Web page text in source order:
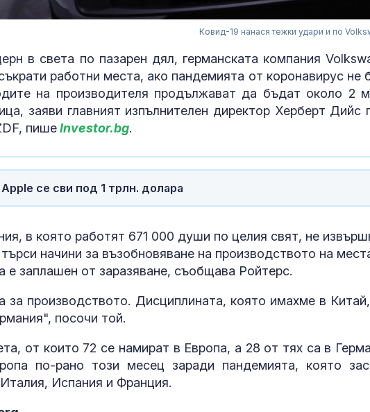
Ковид-19 нанася тежки удари и по
в света по пазарен дял, германската компания
работни места, ако пандемията от коронавирус не
на производителя продължават да бъдат около 2
заяви главният изпълнителен директор Херберт Дийс
пишеInvestor.bg.
се сви под 1 трлн. долара
в която работят 671 000 души по целия свят, не
начини за възобновяване на производството на
е заплашен от заразяване, съобщава Ройтерс.
за производството. Дисциплината, която имахме в
посочи той.
от които 72 се намират в Европа, а 28 от тях са в
по-рано този месец заради пандемията, която
Испания и Франция.
оръжейна
изпитва